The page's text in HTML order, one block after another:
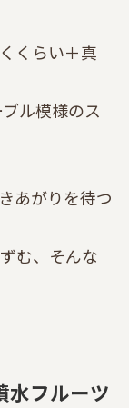
くらい＋真
ル模様のス
あがりを待つ
む、そんな
水フルーツ